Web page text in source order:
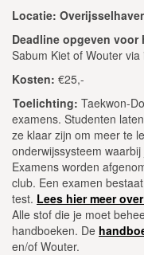
Locatie:
Deadline opgeven voor
Sabum Kiet of Wouter via
Kosten: €25,-
Toelichting: Taekwon-
examens. Studenten
ze klaar zijn om meer te
onderwijssysteem
Examens worden
club. Een examen
test. Lees hier meer
Alle stof die je moet
handboeken. De
en/of Wouter.